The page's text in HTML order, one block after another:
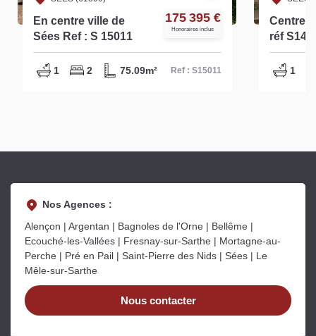
En centre ville de
Sées Ref : S 15011
175 395 €
Honoraires inclus
1 2 75.09m² Ref : S15011
Centre-
réf
1
Nos Agences :
Alençon | Argentan | Bagnoles de l'Orne | Bellême |
Ecouché-les-Vallées | Fresnay-sur-Sarthe | Mortagne-au-
Perche | Pré en Pail | Saint-Pierre des Nids | Sées | Le
Mêle-sur-Sarthe
Nous contacter